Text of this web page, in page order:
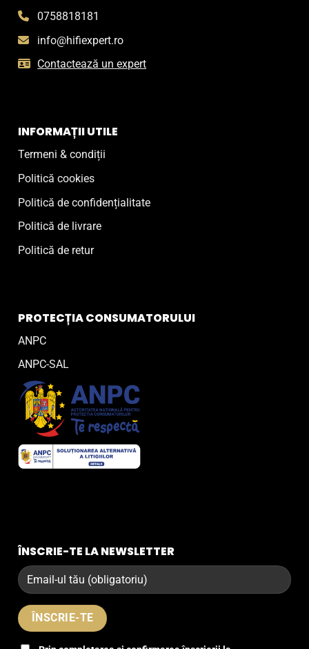
0758818181
info@hifiexpert.ro
Contactează un expert
INFORMAȚII UTILE
Termeni & condiții
Politică cookies
Politică de confidențialitate
Politică de livrare
Politică de retur
PROTECȚIA CONSUMATORULUI
ANPC
ANPC-SAL
ÎNSCRIE-TE LA NEWSLETTER